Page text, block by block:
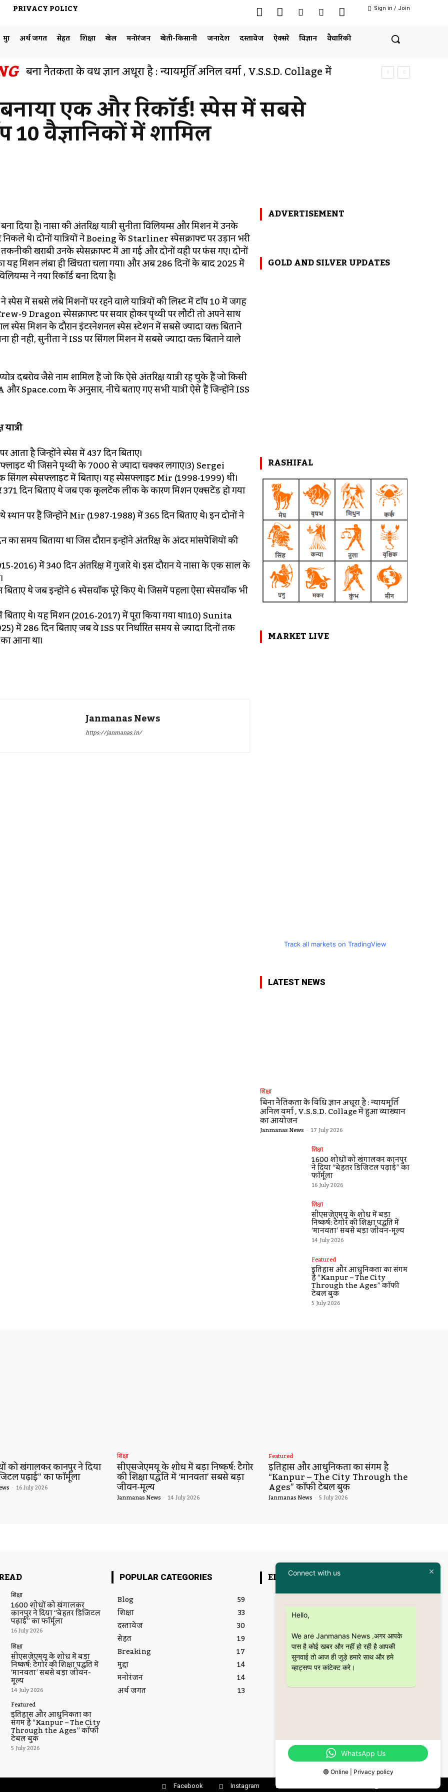
PRIVACY POLICY Sign in / Join
मुद्दा अर्थ जगत सेहत शिक्षा खेल मनोरंजन खेती-किसानी जनादेश दस्तावेज ऐक्सरे विज्ञान वैचारिकी
बिना नैतिकता के विधि ज्ञान अधूरा है : न्यायमूर्ति अनिल वर्मा , V.S.S.D. Collage में
हुआ व्याख्यान का आयोजन
एक और रिकॉर्ड! स्पेस में सबसे
10 वैज्ञानिकों में शामिल
दिया है। नासा की अंतरिक्ष यात्री सुनीता विलियम्स और मिशन में उनके
थे। दोनों यात्रियों ने Boeing के Starliner स्पेसक्राफ्ट पर उड़ान भरी
खराबी उनके स्पेसक्राफ्ट में आ गई और दोनों वहीं पर फंस गए। दोनों
यह मिशन लंबा ही खिंचता चला गया। और अब 286 दिनों के बाद 2025 में
ने नया रिकॉर्ड बना दिया है।
स्पेस में सबसे लंबे मिशनों पर रहने वाले यात्रियों की लिस्ट में टॉप 10 में जगह
9 Dragon स्पेसक्राफ्ट पर सवार होकर पृथ्वी पर लौटीं तो अपने साथ
स्पेस मिशन के दौरान इंटरनेशनल स्पेस स्टेशन में सबसे ज्यादा वक्त बिताने
ही नहीं, सुनीता ने ISS पर सिंगल मिशन में सबसे ज्यादा वक्त बिताने वाले
दबरोव जैसे नाम शामिल हैं जो कि ऐसे अंतरिक्ष यात्री रह चुके हैं जो किसी
Space.com के अनुसार, नीचे बताए गए सभी यात्री ऐसे हैं जिन्होंने ISS
है जिन्होंने स्पेस में 437 दिन बिताए।
थी जिसने पृथ्वी के 7000 से ज्यादा चक्कर लगाए।3) Sergei
सिंगल स्पेसफ्लाइट में बिताए। यह स्पेसफ्लाइट Mir (1998-1999) थी।
371 दिन बिताए थे जब एक कूलटेंक लीक के कारण मिशन एक्सटेंड हो गया
पर हैं जिन्होंने Mir (1987-1988) में 365 दिन बिताए थे। इन दोनों ने
समय बिताया था जिस दौरान इन्होंने अंतरिक्ष के अंदर मांसपेशियों की
में 340 दिन अंतरिक्ष में गुजारे थे। इस दौरान ये नासा के एक साल के
थे जब इन्होंने 6 स्पेसवॉक पूरे किए थे। जिसमें पहला ऐसा स्पेसवॉक भी
थे। यह मिशन (2016-2017) में पूरा किया गया था।10) Sunita
दिन बिताए जब वे ISS पर निर्धारित समय से ज्यादा दिनों तक
आना था।
Janmanas News
https://janmanas.in/
ADVERTISEMENT
GOLD AND SILVER UPDATES
RASHIFAL
MARKET LIVE
Track all markets on TradingView
LATEST NEWS
शिक्षा
बिना नैतिकता के विधि ज्ञान अधूरा है : न्यायमूर्ति
अनिल वर्मा , V.S.S.D. Collage में हुआ व्याख्यान
का आयोजन
Janmanas News - 17 July 2026
शिक्षा
1600 शोधों को खंगालकर कानपुर
ने दिया “बेहतर डिजिटल पढ़ाई” का
फॉर्मूला
16 July 2026
शिक्षा
सीएसजेएमयू के शोध में बड़ा
निष्कर्ष: टैगोर की शिक्षा पद्धति में
‘मानवता’ सबसे बड़ा जीवन-मूल्य
14 July 2026
Featured
इतिहास और आधुनिकता का संगम
है “Kanpur – The City
Through the Ages” कॉफी
टेबल बुक
5 July 2026
को खंगालकर कानपुर ने दिया
पढ़ाई” का फॉर्मूला
- 16 July 2026
शिक्षा
सीएसजेएमयू के शोध में बड़ा निष्कर्ष: टैगोर
की शिक्षा पद्धति में ‘मानवता’ सबसे बड़ा
जीवन-मूल्य
Janmanas News - 14 July 2026
Featured
इतिहास और आधुनिकता का संगम है
“Kanpur – The City Through the
Ages” कॉफी टेबल बुक
Janmanas News - 5 July 2026
शिक्षा
1600 शोधों को खंगालकर
कानपुर ने दिया “बेहतर डिजिटल
पढ़ाई” का फॉर्मूला
16 July 2026
शिक्षा
सीएसजेएमयू के शोध में बड़ा
निष्कर्ष: टैगोर की शिक्षा पद्धति में
‘मानवता’ सबसे बड़ा जीवन-
मूल्य
14 July 2026
Featured
इतिहास और आधुनिकता का
संगम है “Kanpur – The City
Through the Ages” कॉफी
टेबल बुक
5 July 2026
POPULAR CATEGORIES
Blog
59
शिक्षा
33
दस्तावेज
30
सेहत
19
Breaking
17
मुद्दा
14
मनोरंजन
14
अर्थ जगत
13
EDITOR PICKS
Featured
टेबल बुक
5 July 2026
शिक्षा
CSJMU, कानपुर द्वारा बना
‘जागरूकता पैमाना’ शोध की
28 June 2026
16 June 2026
Facebook Instagram
Connect with us
Hello,
We are Janmanas News .अगर आपके
पास है कोई खबर और नहीं हो रही है आपकी
सुनवाई तो आज ही जुड़े हमारे साथ और हमे
व्हाट्सप्प पर कांटेक्ट करे।
WhatsApp Us
🟢 Online | Privacy policy